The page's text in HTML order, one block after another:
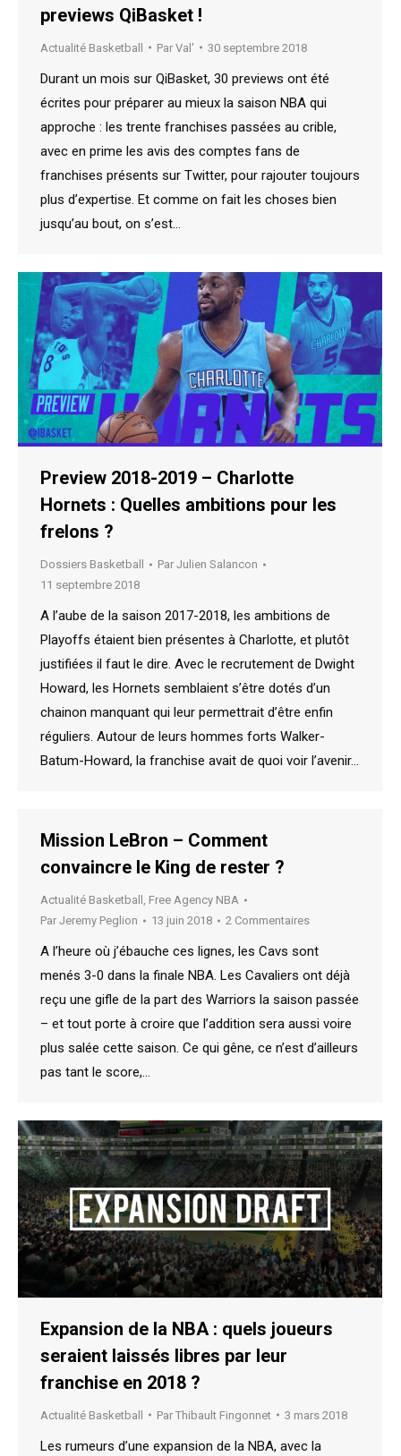
previews QiBasket !
Actualité Basketball Par Val' 30 septembre 2018
Durant un mois sur QiBasket, 30 previews ont été
écrites pour préparer au mieux la saison NBA qui
approche : les trente franchises passées au crible,
avec en prime les avis des comptes fans de
franchises présents sur Twitter, pour rajouter toujours
plus d’expertise. Et comme on fait les choses bien
jusqu’au bout, on s’est…
Preview 2018-2019 – Charlotte
Hornets : Quelles ambitions pour les
frelons ?
Dossiers Basketball Par Julien Salancon
11 septembre 2018
A l’aube de la saison 2017-2018, les ambitions de
Playoffs étaient bien présentes à Charlotte, et plutôt
justifiées il faut le dire. Avec le recrutement de Dwight
Howard, les Hornets semblaient s’être dotés d’un
chainon manquant qui leur permettrait d’être enfin
réguliers. Autour de leurs hommes forts Walker-
Batum-Howard, la franchise avait de quoi voir l’avenir…
Mission LeBron – Comment
convaincre le King de rester ?
Actualité Basketball , Free Agency NBA
Par Jeremy Peglion 13 juin 2018 2 Commentaires
A l’heure où j’ébauche ces lignes, les Cavs sont
menés 3-0 dans la finale NBA. Les Cavaliers ont déjà
reçu une gifle de la part des Warriors la saison passée
– et tout porte à croire que l’addition sera aussi voire
plus salée cette saison. Ce qui gêne, ce n’est d’ailleurs
pas tant le score,…
Expansion de la NBA : quels joueurs
seraient laissés libres par leur
franchise en 2018 ?
Actualité Basketball Par Thibault Fingonnet 3 mars 2018
Les rumeurs d’une expansion de la NBA, avec la